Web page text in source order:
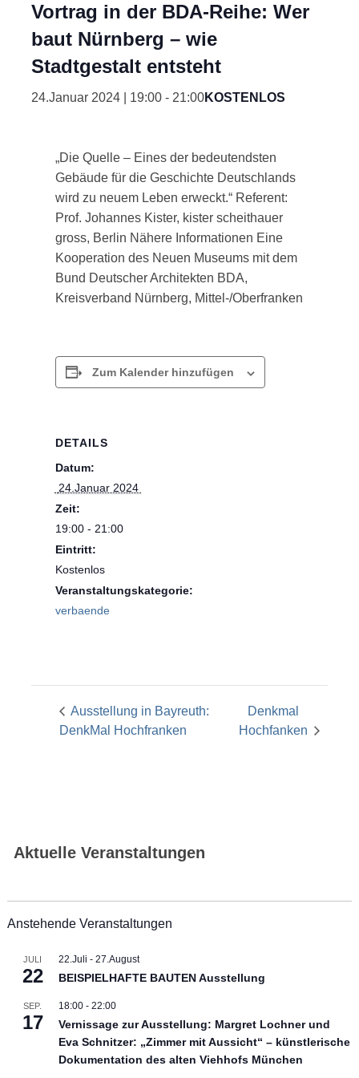
Vortrag in der BDA-Reihe: Wer
baut Nürnberg – wie
Stadtgestalt entsteht
24.Januar 2024 | 19:00- 21:00KOSTENLOS
„Die Quelle – Eines der bedeutendsten
Gebäude für die Geschichte Deutschlands
wird zu neuem Leben erweckt.“ Referent:
Prof. Johannes Kister, kister scheithauer
gross, Berlin Nähere Informationen Eine
Kooperation des Neuen Museums mit dem
Bund Deutscher Architekten BDA,
Kreisverband Nürnberg, Mittel-/Oberfranken
Zum Kalender hinzufügen
DETAILS
Datum:
24.Januar 2024
Zeit:
19:00 - 21:00
Eintritt:
Kostenlos
Veranstaltungskategorie:
verbaende
Ausstellung in Bayreuth:
DenkMal Hochfranken
Denkmal
Hochfanken
Aktuelle Veranstaltungen
Anstehende Veranstaltungen
JULI
22
22.Juli - 27.August
BEISPIELHAFTE BAUTEN Ausstellung
SEP.
17
18:00- 22:00
Vernissage zur Ausstellung: Margret Lochner und
Eva Schnitzer: „Zimmer mit Aussicht“ – künstlerische
Dokumentation des alten Viehhofs München